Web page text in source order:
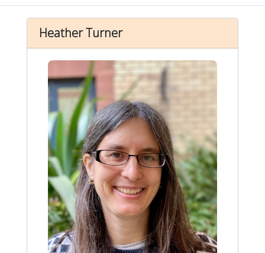
Heather Turner